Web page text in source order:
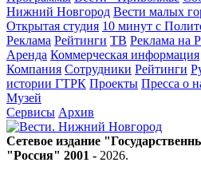
Нижний Новгород Вести малых
Открытая студия 10 минут с
Реклама Рейтинги ТВ Реклама на
Аренда Коммерческая информация
Компания Сотрудники Рейтинги
истории ГТРК Проекты Пресса о
Музей
Сервисы Архив
Сетевое издание
"Россия" 2001 - 2026.